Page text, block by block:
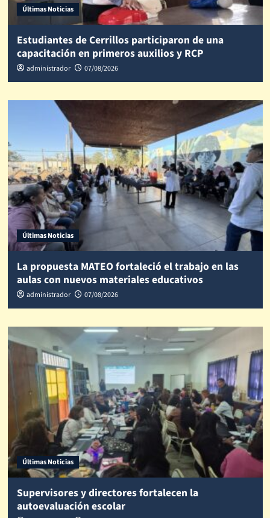
Últimas Noticias
Estudiantes de Cerrillos participaron de una
capacitación en primeros auxilios y RCP
administrador 07/08/2026
Últimas Noticias
La propuesta MATEO fortaleció el trabajo en las
aulas con nuevos materiales educativos
administrador 07/08/2026
Últimas Noticias
Supervisores y directores fortalecen la
autoevaluación escolar